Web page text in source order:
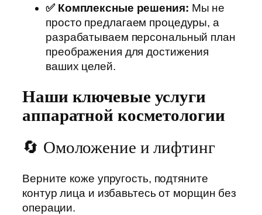
✅ Комплексные решения: Мы не
просто предлагаем процедуры, а
разрабатываем персональный план
преображения для достижения
ваших целей.
Наши ключевые услуги
аппаратной косметологии
🔄 Омоложение и лифтинг
Верните коже упругость, подтяните
контур лица и избавьтесь от морщин без
операции.